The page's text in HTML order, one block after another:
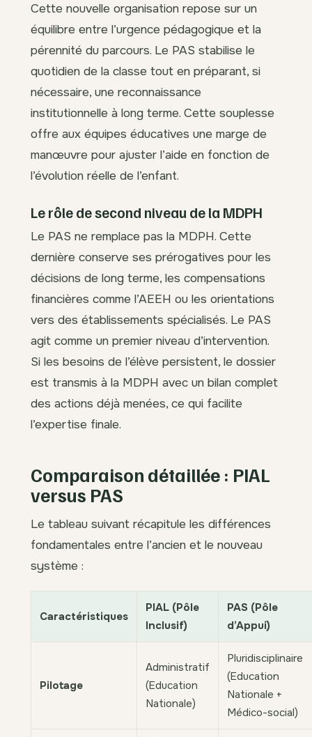
Cette nouvelle organisation repose sur un
équilibre entre l’urgence pédagogique et la
pérennité du parcours. Le PAS stabilise le
quotidien de la classe tout en préparant, si
nécessaire, une reconnaissance
institutionnelle à long terme. Cette souplesse
offre aux équipes éducatives une marge de
manœuvre pour ajuster l’aide en fonction de
l’évolution réelle de l’enfant.
Le rôle de second niveau de la MDPH
Le PAS ne remplace pas la MDPH. Cette
dernière conserve ses prérogatives pour les
décisions de long terme, les compensations
financières comme l’AEEH ou les orientations
vers des établissements spécialisés. Le PAS
agit comme un premier niveau d’intervention.
Si les besoins de l’élève persistent, le dossier
est transmis à la MDPH avec un bilan complet
des actions déjà menées, ce qui facilite
l’expertise finale.
Comparaison détaillée : PIAL
versus PAS
Le tableau suivant récapitule les différences
fondamentales entre l’ancien et le nouveau
système :
Caractéristiques
PIAL (Pôle
Inclusif)
PAS (Pôle
d’Appui)
Pilotage
Administratif
(Education
Nationale)
Pluridisciplinaire
(Education
Nationale +
Médico-social)